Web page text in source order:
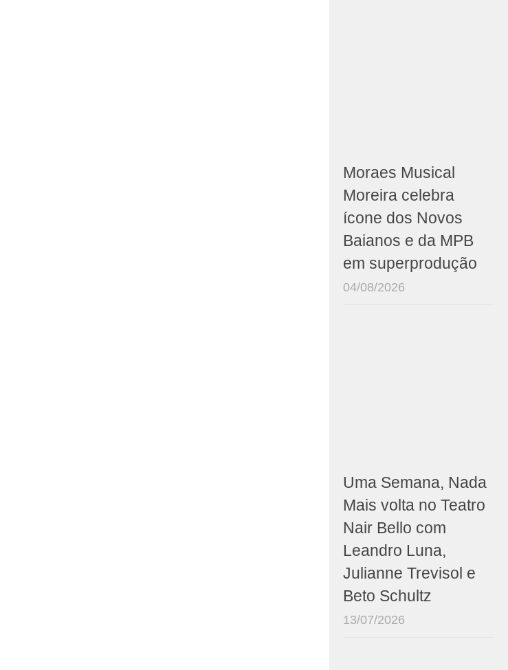
Moraes Musical
Moreira celebra
ícone dos Novos
Baianos e da MPB
em superprodução
04/08/2026
Uma Semana, Nada
Mais volta no Teatro
Nair Bello com
Leandro Luna,
Julianne Trevisol e
Beto Schultz
13/07/2026